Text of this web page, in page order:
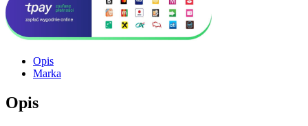
Opis
Marka
Opis